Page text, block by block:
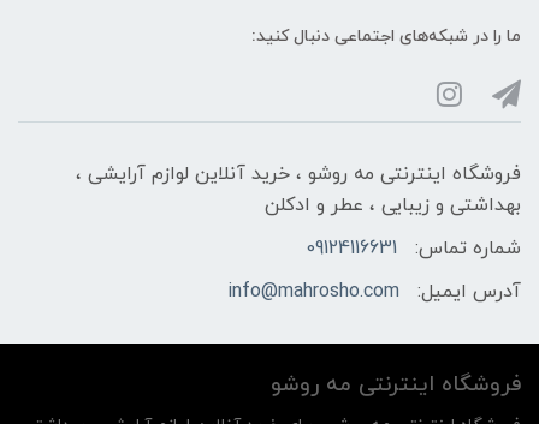
ما را در شبکه‌های اجتماعی دنبال کنید:
فروشگاه اینترنتی مه‌ رو‌شو ، خرید آنلاین لوازم آرایشی ،
بهداشتی و زیبایی ، عطر و ادکلن
شماره تماس:
09124116631
آدرس ایمیل:
info@mahrosho.com
فروشگاه اینترنتی مه‌ رو‌شو